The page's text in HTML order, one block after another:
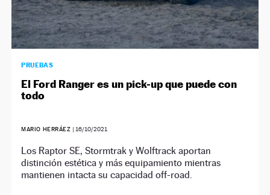
PRUEBAS
El Ford Ranger es un pick-up que puede con
todo
MARIO HERRÁEZ | 16/10/2021
Los Raptor SE, Stormtrak y Wolftrack aportan
distinción estética y más equipamiento mientras
mantienen intacta su capacidad off-road.